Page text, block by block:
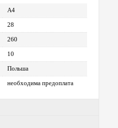
А4
28
260
10
Польша
необходима предоплата